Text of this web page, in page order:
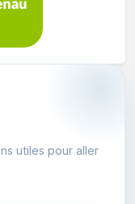
utiles pour aller